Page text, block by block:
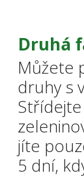
Druhá
Můžete
druhy s
jíte
5 dní,